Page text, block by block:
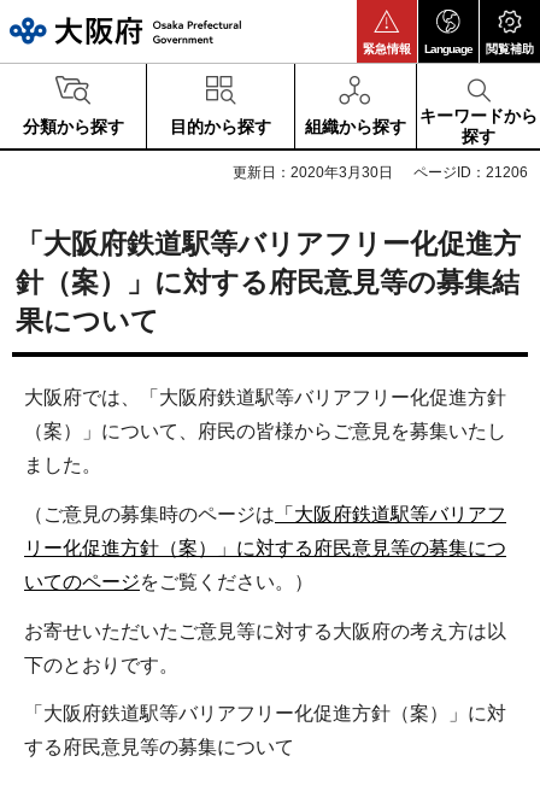
緊急情報 Language 閲覧補助
分類から探す 目的から探す 組織から探す
キーワードから
探す
更新日：2020年3月30日 ページID：21206
「大阪府鉄道駅等バリアフリー化促進方
針（案）」に対する府民意見等の募集結
果について
大阪府では、「大阪府鉄道駅等バリアフリー化促進方針
（案）」について、府民の皆様からご意見を募集いたし
ました。
（ご意見の募集時のページは 「大阪府鉄道駅等バリアフ
リー化促進方針（案）」に対する府民意見等の募集につ
いてのページをご覧ください。）
お寄せいただいたご意見等に対する大阪府の考え方は以
下のとおりです。
「大阪府鉄道駅等バリアフリー化促進方針（案）」に対
する府民意見等の募集について